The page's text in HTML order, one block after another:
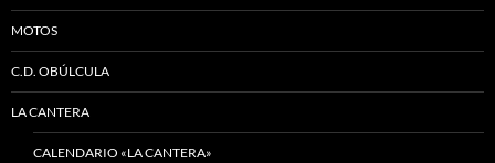
MOTOS
C.D. OBÚLCULA
LA CANTERA
CALENDARIO «LA CANTERA»